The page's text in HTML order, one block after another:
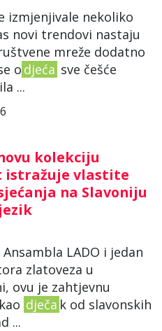
izmjenjivale nekoliko
novi trendovi nastaju
mreže dodatno
o djeća sve češće
...
kolekciju
istražuje vlastite
na Slavoniju
LADO i jedan
zlatoveza u
ovu je zahtjevnu
dječa k od slavonskih
...